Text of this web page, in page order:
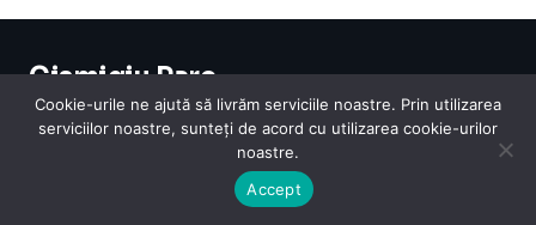
Cismigiu Parc
© 2024 CismigiuParc. All Rights Reserved.
Internet Legislatie Medical Moda Sarbatori Telefoane
Cookie-urile ne ajută să livrăm serviciile noastre. Prin utilizarea
serviciilor noastre, sunteți de acord cu utilizarea cookie-urilor
noastre.
Accept